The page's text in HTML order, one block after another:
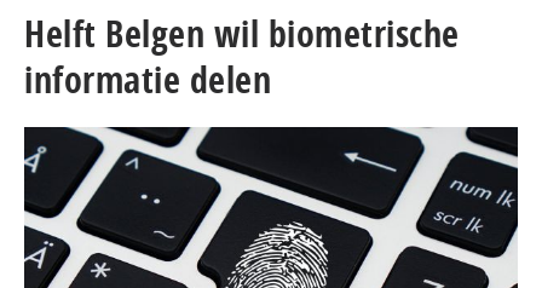
Helft Belgen wil biometrische
informatie delen